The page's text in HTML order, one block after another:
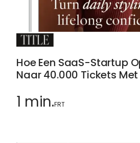
Hoe Een SaaS-Startup
Naar 40.000 Tickets Met
1 min.FRT